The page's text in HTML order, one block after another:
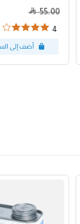
55.00
4